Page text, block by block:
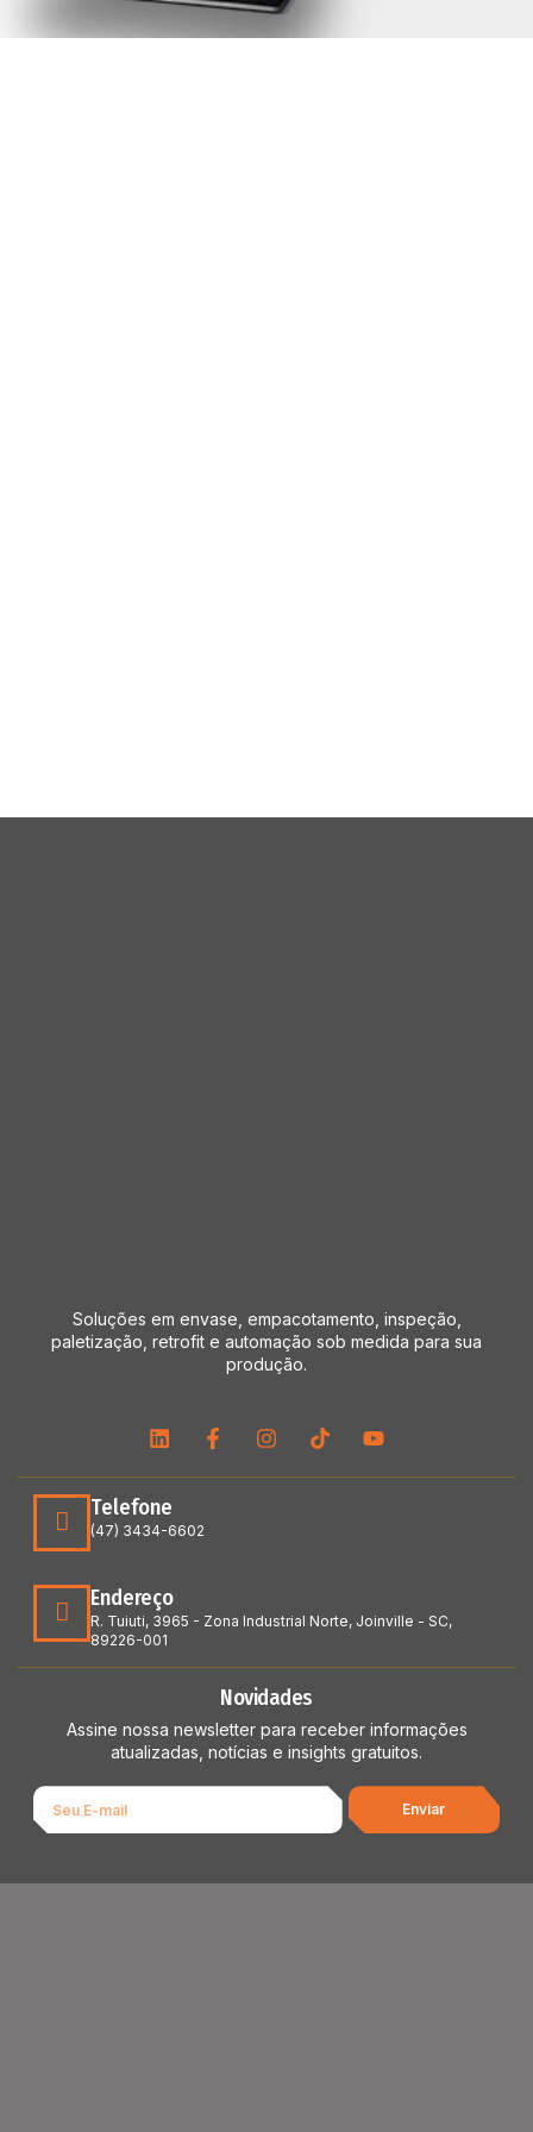
Soluções em envase, empacotamento, inspeção,
paletização, retrofit e automação sob medida para sua
produção.
Telefone
(47) 3434-6602
Endereço
R. Tuiuti, 3965 - Zona Industrial Norte, Joinville - SC,
89226-001
Novidades
Assine nossa newsletter para receber informações
atualizadas, notícias e insights gratuitos.
Enviar